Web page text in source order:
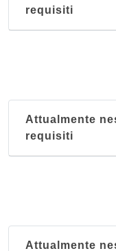
requisiti
Attualmente
requisiti
Attualmente